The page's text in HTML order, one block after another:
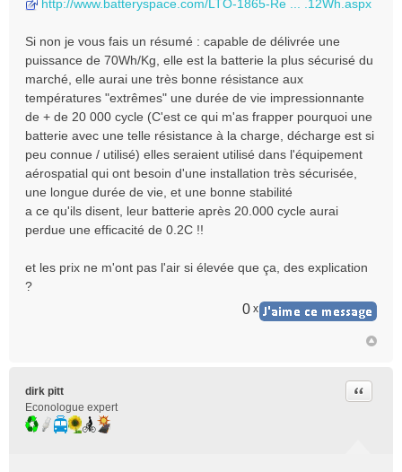
http://www.batteryspace.com/LTO-1865-Re ... .12Wh.aspx
Si non je vous fais un résumé : capable de délivrée une
puissance de 70Wh/Kg, elle est la batterie la plus sécurisé du
marché, elle aurai une très bonne résistance aux
températures "extrêmes" une durée de vie impressionnante
de + de 20 000 cycle (C'est ce qui m'as frapper pourquoi une
batterie avec une telle résistance à la charge, décharge est si
peu connue / utilisé) elles seraient utilisé dans l'équipement
aérospatial qui ont besoin d'une installation très sécurisée,
une longue durée de vie, et une bonne stabilité
a ce qu'ils disent, leur batterie après 20.000 cycle aurai
perdue une efficacité de 0.2C !!
et les prix ne m'ont pas l'air si élevée que ça, des explication
?
0 x
dirk pitt
Econologue expert
Citer